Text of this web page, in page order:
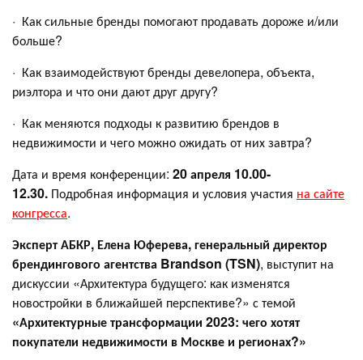
· Как сильные бренды помогают продавать дороже и/или
больше?
· Как взаимодействуют бренды девелопера, объекта,
риэлтора и что они дают друг другу?
· Как меняются подходы к развитию брендов в
недвижимости и чего можно ожидать от них завтра?
Дата и время конференции: 20 апреля 10.00-
12.30. Подробная информация и условия участия на сайте
конгресса.
Эксперт АБКР, Елена Юферева, генеральный директор
брендингового агентства Brandson (TSN), выступит на
дискуссии «Архитектура будущего: как изменятся
новостройки в ближайшей перспективе?» с темой
«Архитектурные трансформации 2023: чего хотят
покупатели недвижимости в Москве и регионах?»